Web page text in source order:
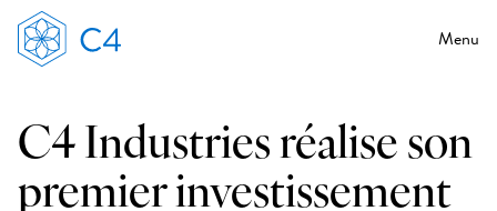
Menu
C4 Industries réalise son
premier investissement